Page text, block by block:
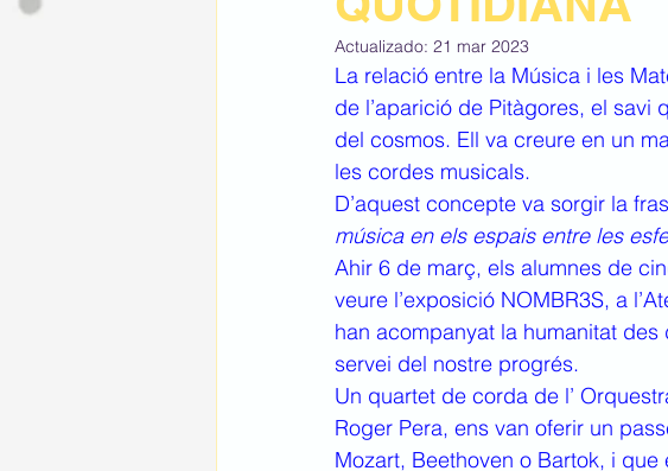
Actualizado: 21 mar 2023
La relació entre la Música i les
de l’aparició de Pitàgores, el
del cosmos. Ell va creure en un
les cordes musicals.
D’aquest concepte va sorgir la
música en els espais entre les
Ahir 6 de març, els alumnes de
veure l’exposició NOMBR3S, a
han acompanyat la humanitat
servei del nostre progrés.
Un quartet de corda de l’
Roger Pera, ens van oferir un
Mozart, Beethoven o Bartok, i